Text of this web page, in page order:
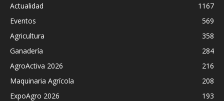
Actualidad
1167
Eventos
569
Agricultura
358
Ganadería
284
AgroActiva 2026
216
Maquinaria Agrícola
208
ExpoAgro 2026
193